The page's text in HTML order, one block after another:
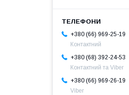
+380 (66) 969-25-19
Контактний
+380 (68) 392-24-53
Контактний та Viber
+380 (66) 969-26-19
Viber